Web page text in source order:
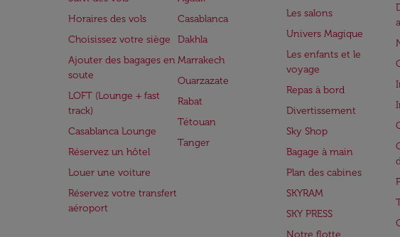
Horaires des vols
Choisissez votre siège
Ajouter des bagages en
soute
LOFT (Lounge + fast
track)
Casablanca Lounge
Réservez un hôtel
Louer une voiture
Réservez votre transfert
aéroport
Casablanca
Dakhla
Marrakech
Ouarzazate
Rabat
Tétouan
Tanger
Les salons
Univers Magique
Les enfants et le
voyage
Repas à bord
Divertissement
Sky Shop
Bagage à main
Plan des cabines
SKYRAM
SKY PRESS
Notre flotte